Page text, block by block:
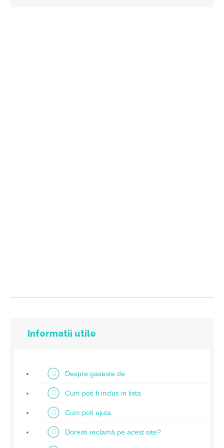
Informatii utile
Despre gaseste.de
Cum poti fi inclus in lista
Cum poti ajuta
Doresti reclamă pe acest site?